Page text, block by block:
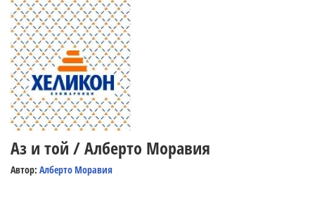
Аз и той / Алберто Моравия
Автор: Алберто Моравия